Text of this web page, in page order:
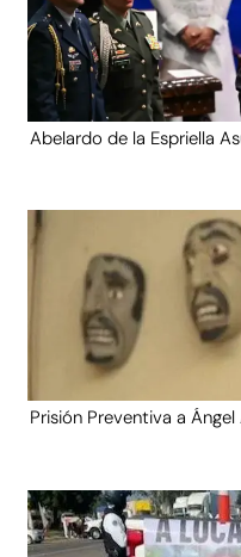
Abelardo de la Espriella
Prisión Preventiva a